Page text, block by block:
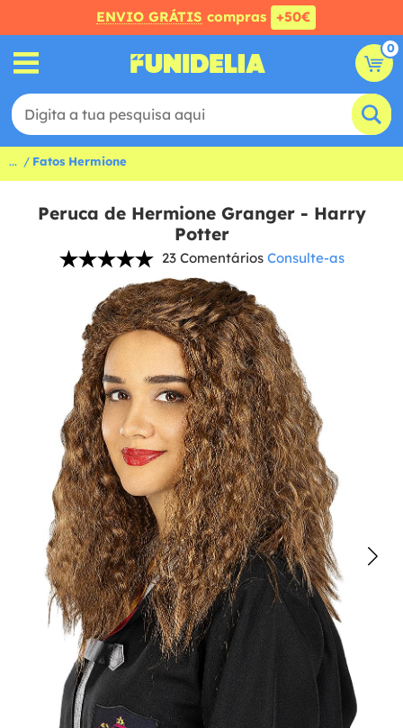
ENVIO GRÁTIS compras +50€
0
... Fatos Hermione
Peruca de Hermione Granger - Harry
Potter
23 Comentários Consulte-as